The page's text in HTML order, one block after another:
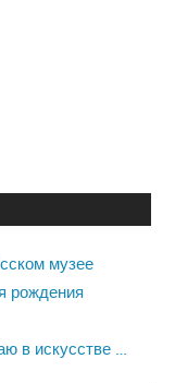
музее
рождения
в искусстве …